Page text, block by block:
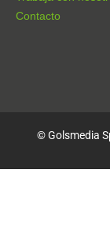
Contacto
© Golsmedia